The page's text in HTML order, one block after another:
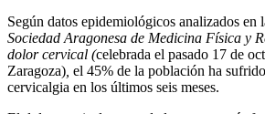
Según datos epidemiológicos analizados en
Sociedad Aragonesa de Medicina Física y
dolor cervical (celebrada el pasado 17 de
Zaragoza) el 45% de la población ha
cervicalgia en los últimos seis meses.